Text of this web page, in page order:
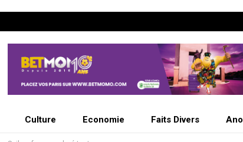
Culture Economie Faits Divers